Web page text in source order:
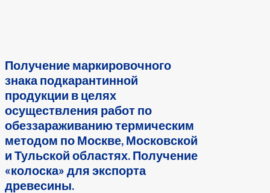
Получение маркировочного
знака подкарантинной
продукции в целях
осуществления работ по
обеззараживанию термическим
методом по Москве, Московской
и Тульской областях. Получение
«колоска» для экспорта
древесины.